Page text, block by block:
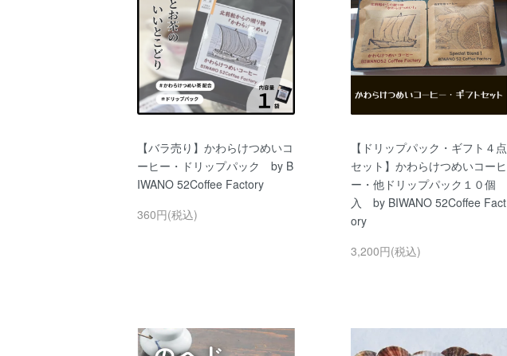
【バラ売り】かわらけつめいコ
ーヒー・ドリップパック by B
IWANO 52Coffee Factory
360円(税込)
【ドリップパック・ギフト４点
セット】かわらけつめいコーヒ
ー・他ドリップパック１０個
入 by BIWANO 52Coffee Fact
ory
3,200円(税込)